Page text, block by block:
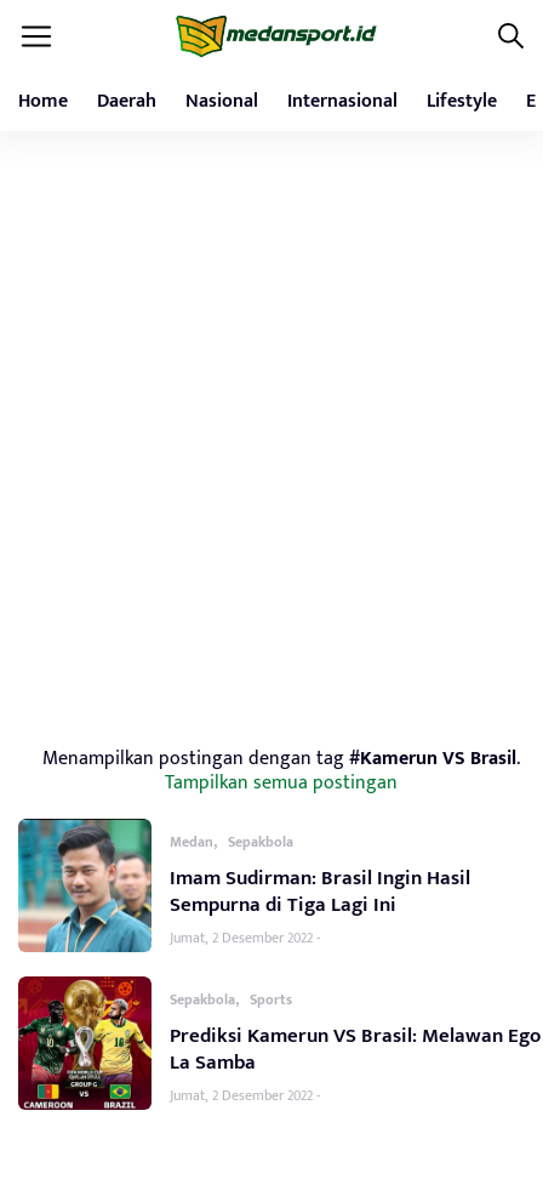
Home Daerah Nasional Internasional Lifestyle
Menampilkan postingan dengan tag#Kamerun VS Brasil.
Tampilkan semua postingan
Medan, Sepakbola
Imam Sudirman: Brasil Ingin Hasil
Sempurna di Tiga Lagi Ini
Jumat, 2 Desember 2022 -
Sepakbola, Sports
Prediksi Kamerun VS Brasil: Melawan Ego
La Samba
Jumat, 2 Desember 2022 -